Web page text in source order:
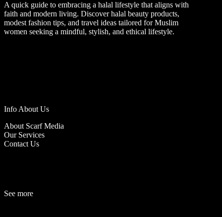
A quick guide to embracing a halal lifestyle that aligns with
faith and modern living. Discover halal beauty products,
modest fashion tips, and travel ideas tailored for Muslim
women seeking a mindful, stylish, and ethical lifestyle.
Info About Us
About Scarf Media
Our Services
Contact Us
See more